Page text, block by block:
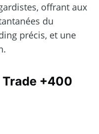
offrant aux
du
précis, et une
Trade +400